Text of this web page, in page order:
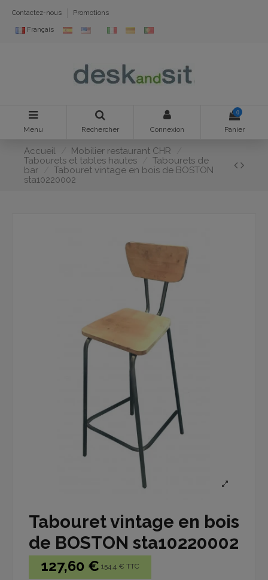
Contactez-nous Promotions
Français
Menu Rechercher Connexion
0
Panier
Accueil
Mobilier restaurant CHR
Tabourets et tables hautes
Tabourets de
bar
Tabouret vintage en bois de BOSTON
sta10220002
Tabouret vintage en bois
de BOSTON sta10220002
127,60 € 154.4 € TTC